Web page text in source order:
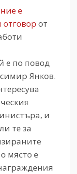
е
от
е по повод
Янков.
и
те за
място е